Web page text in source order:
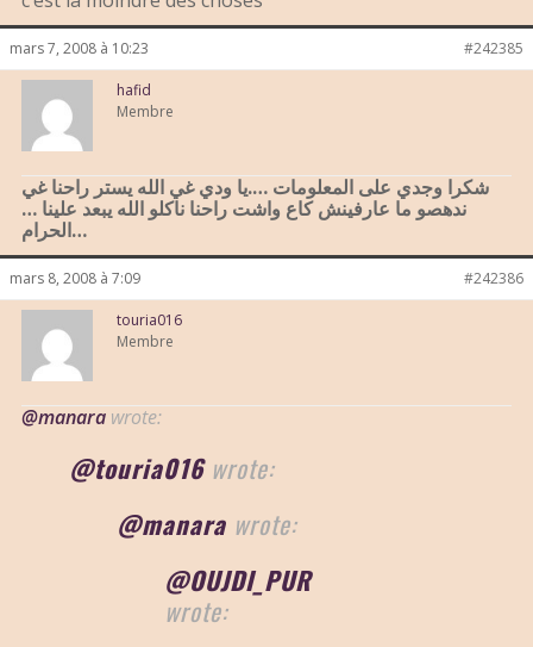
mars 7, 2008 à 10:23 #242385
hafid
Membre
شكرا وجدي على المعلومات ….يا ودي غي الله يستر راحنا غي
ندهصو ما عارفينش كاع واشت راحنا ناكلو الله يبعد علينا …
الحرام…
mars 8, 2008 à 7:09 #242386
touria016
Membre
@manara wrote:
@touria016wrote:
@manara wrote:
@OUJDI_PUR
wrote: